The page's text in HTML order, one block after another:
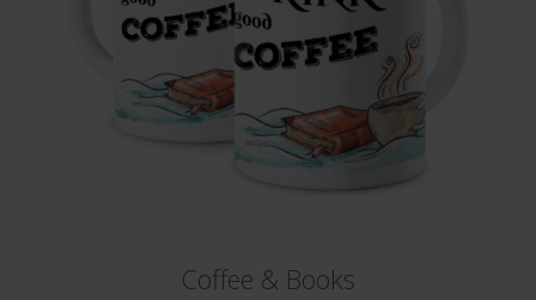
Coffee & Books